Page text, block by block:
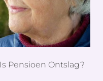
Is Pensioen Ontslag?